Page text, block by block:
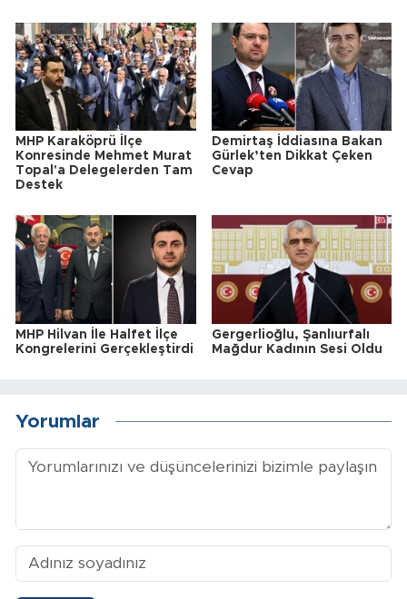
MHP Karaköprü İlçe
Konresinde Mehmet Murat
Topal'a Delegelerden Tam
Destek
Demirtaş İddiasına Bakan
Gürlek’ten Dikkat Çeken
Cevap
MHP Hilvan İle Halfet İlçe
Kongrelerini Gerçekleştirdi
Gergerlioğlu, Şanlıurfalı
Mağdur Kadının Sesi Oldu
Yorumlar